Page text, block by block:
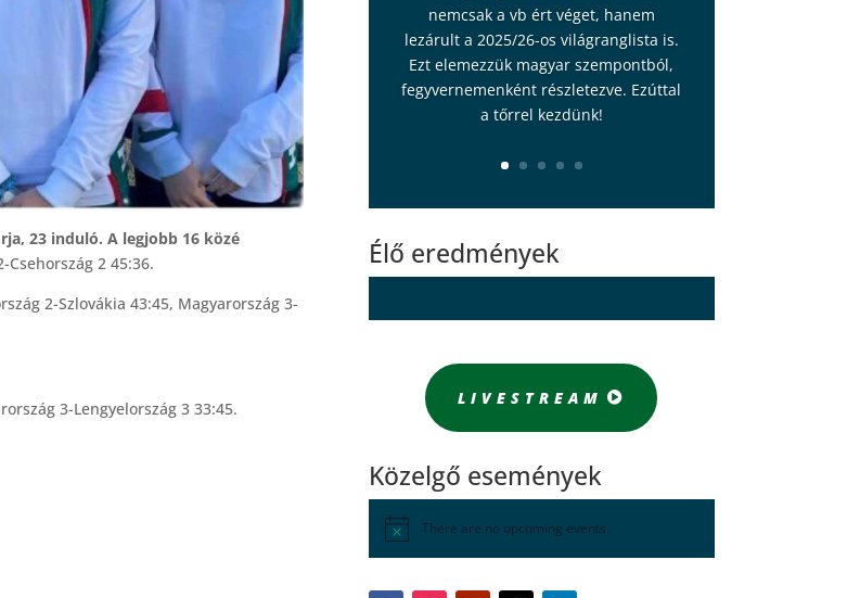
23 induló. A legjobb 16 közé
Csehország 2 45:36.
2-Szlovákia 43:45, Magyarország 3-
3-Lengyelország 3 33:45.
nemcsak a vb ért véget, hanem
lezárult a 2025/26-os világranglista is.
Ezt elemezzük magyar szempontból,
fegyvernemenként részletezve. Ezúttal
a tőrrel kezdünk!
Élő eredmények
LIVESTREAM
Közelgő események
There are no upcoming events.